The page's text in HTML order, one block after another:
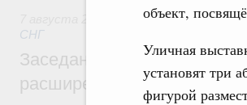
объект,
Уличная
установят три
фигурой
Евразийский
СНГ
Заседание Евразийского
расширенном составе